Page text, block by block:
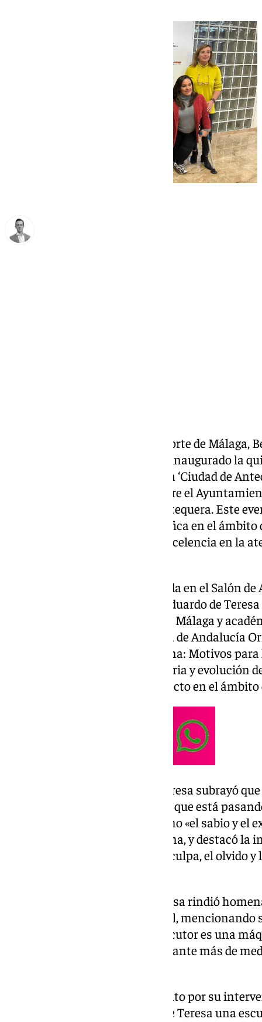
La gerente del Área Sanitaria Norte de Málaga,
Antequera, Manuel Barón, han inaugurado la
Excelencia en Medicina Interna ‘Ciudad de
creado de manera conjunta entre el
Sanitaria Norte de Málaga – Antequera. Este
promoción y divulgación científica en el
buscando siempre niveles de excelencia en la
La ponencia inaugural, celebrada en el Salón
contó con la participación de Eduardo de
cardiología de la Universidad de Málaga y
Academia de Medicina y Cirugía de Andalucía
«Inteligencia artificial y Medicina: Motivos para
los principales hitos en la historia y evolución
con especial énfasis en su impacto en el
Durante su intervención, De Teresa subrayó
que debemos formar parte de lo que está
Además, analizó conceptos como «el sabio y el
entre el ser humano y la máquina, y destacó
en áreas clave como la duda, la culpa, el olvido
Al finalizar la ponencia, De Teresa rindió
padre de la inteligencia artificial, mencionando
permite distinguir si un interlocutor es una
concepto que sigue siendo relevante más de
Como muestra de agradecimiento por su
Antequera entregó a Eduardo de Teresa una